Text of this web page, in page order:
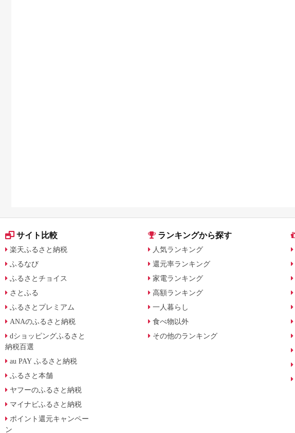
サイト比較
楽天ふるさと納税
ふるなび
ふるさとチョイス
さとふる
ふるさとプレミアム
ANAのふるさと納税
dショッピングふるさと
納税百選
au PAY ふるさと納税
ふるさと本舗
ヤフーのふるさと納税
マイナビふるさと納税
ポイント還元キャンペー
ン
ランキングから探す
人気ランキング
還元率ランキング
家電ランキング
高額ランキング
一人暮らし
食べ物以外
その他のランキング